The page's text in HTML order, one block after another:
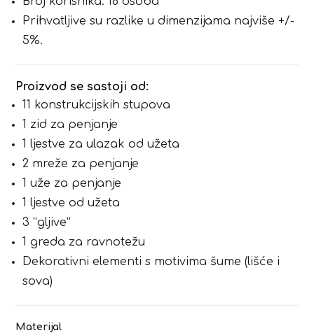
Prihvatljive su razlike u dimenzijama najviše +/-
5%.
Proizvod se sastoji od:
11 konstrukcijskih stupova
1 zid za penjanje
1 ljestve za ulazak od užeta
2 mreže za penjanje
1 uže za penjanje
1 ljestve od užeta
3 “gljive”
1 greda za ravnotežu
Dekorativni elementi s motivima šume (lišće i
sova)
Materijal